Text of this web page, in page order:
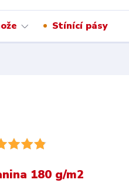
Stínící pásy
180 g/m2